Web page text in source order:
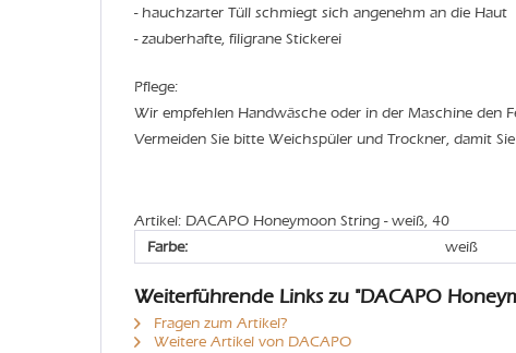
- hauchzarter Tüll schmiegt sich angenehm an die Haut
- zauberhafte, filigrane Stickerei
Pflege:
Wir empfehlen Handwäsche oder in der Maschine den
Vermeiden Sie bitte Weichspüler und Trockner, damit
Artikel: DACAPO Honeymoon String - weiß, 40
Farbe:
weiß
Weiterführende Links zu "DACAPO
Fragen zum Artikel?
Weitere Artikel von DACAPO